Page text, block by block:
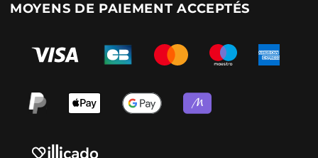
MOYENS DE PAIEMENT ACCEPTÉS